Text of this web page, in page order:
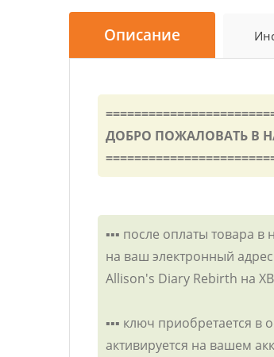
Описание
ДОБРО ПОЖАЛОВАТЬ В
▪️▪️▪️ после оплаты товара
на ваш электронный
Allison's Diary Rebirth на
▪️▪️▪️ ключ приобретается
активируется на вашем